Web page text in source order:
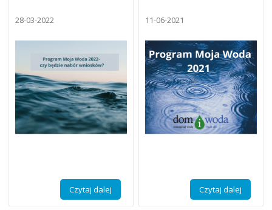
28-03-2022
Czytaj dalej
11-06-2021
Czytaj dalej